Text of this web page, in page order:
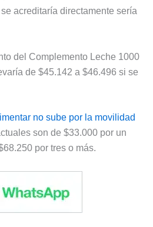
acreditaría directamente sería
del Complemento Leche 1000
de $45.142 a $46.496 si se
no sube por la movilidad
son de $33.000 por un
por tres o más.